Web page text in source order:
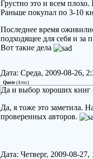
Грустно это и всем плохо.
Раньше покупал по 3-10
Последнее время
подходящее для себя и за
Вот такие дела
Дата: Среда, 2009-08-26,
Quote (Атос)
Да и выбор хороших книг
Да, я тоже это заметила.
проверенных авторов.
Дата: Четверг, 2009-08-